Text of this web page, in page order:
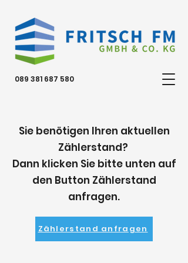
089 381 687 580
Sie benötigen Ihren aktuellen
Zählerstand?
Dann klicken Sie bitte unten auf
den Button Zählerstand
anfragen.
Zählerstand anfragen